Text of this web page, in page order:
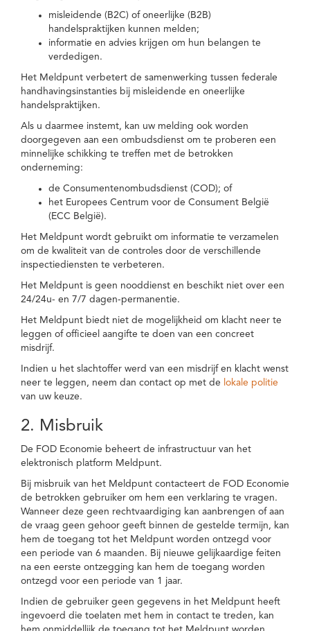
misleidende (B2C) of oneerlijke (B2B)
handelspraktijken kunnen melden;
informatie en advies krijgen om hun belangen te
verdedigen.
Het Meldpunt verbetert de samenwerking tussen federale
handhavingsinstanties bij misleidende en oneerlijke
handelspraktijken.
Als u daarmee instemt, kan uw melding ook worden
doorgegeven aan een ombudsdienst om te proberen een
minnelijke schikking te treffen met de betrokken
onderneming:
de Consumentenombudsdienst (COD); of
het Europees Centrum voor de Consument België
(ECC België).
Het Meldpunt wordt gebruikt om informatie te verzamelen
om de kwaliteit van de controles door de verschillende
inspectiediensten te verbeteren.
Het Meldpunt is geen nooddienst en beschikt niet over een
24/24u- en 7/7 dagen-permanentie.
Het Meldpunt biedt niet de mogelijkheid om klacht neer te
leggen of officieel aangifte te doen van een concreet
misdrijf.
Indien u het slachtoffer werd van een misdrijf en klacht wenst
neer te leggen, neem dan contact op met de lokale politie
van uw keuze.
2. Misbruik
De FOD Economie beheert de infrastructuur van het
elektronisch platform Meldpunt.
Bij misbruik van het Meldpunt contacteert de FOD Economie
de betrokken gebruiker om hem een verklaring te vragen.
Wanneer deze geen rechtvaardiging kan aanbrengen of aan
de vraag geen gehoor geeft binnen de gestelde termijn, kan
hem de toegang tot het Meldpunt worden ontzegd voor
een periode van 6 maanden. Bij nieuwe gelijkaardige feiten
na een eerste ontzegging kan hem de toegang worden
ontzegd voor een periode van 1 jaar.
Indien de gebruiker geen gegevens in het Meldpunt heeft
ingevoerd die toelaten met hem in contact te treden, kan